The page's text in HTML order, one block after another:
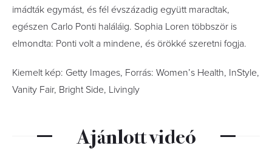
imádták egymást, és fél évszázadig együtt maradtak,
egészen Carlo Ponti haláláig. Sophia Loren többször is
elmondta: Ponti volt a mindene, és örökké szeretni fogja.
Kiemelt kép: Getty Images, Forrás: Women’s Health, InStyle,
Vanity Fair, Bright Side, Livingly
Ajánlott videó